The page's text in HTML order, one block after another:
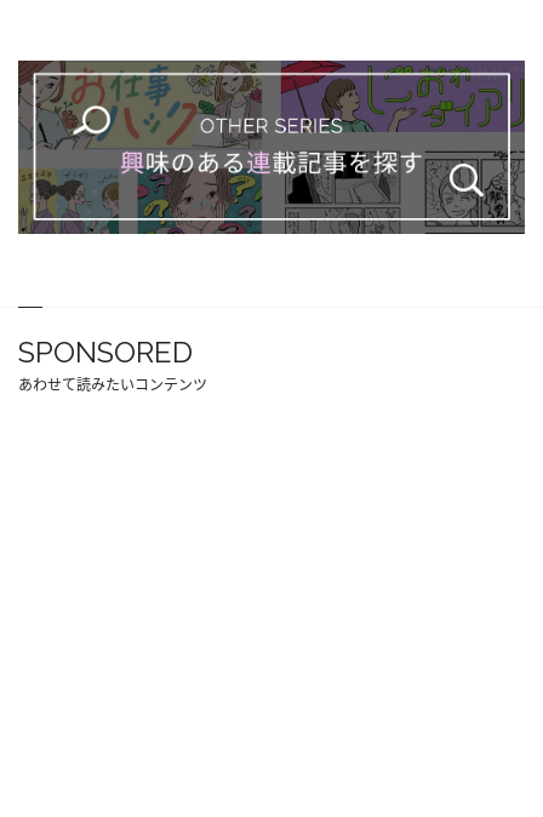
SPONSORED
あわせて読みたいコンテンツ